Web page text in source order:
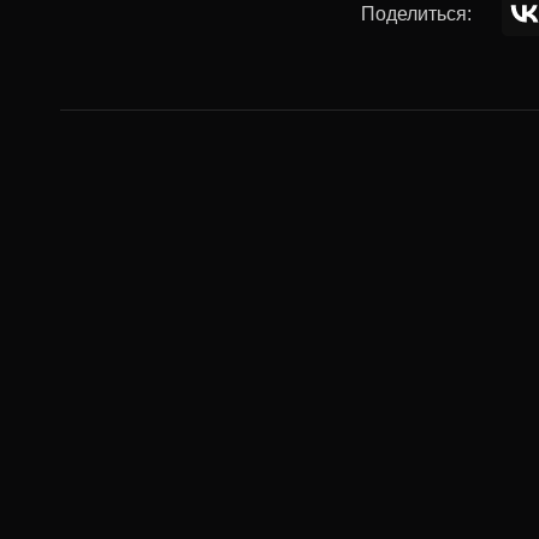
Поделиться: